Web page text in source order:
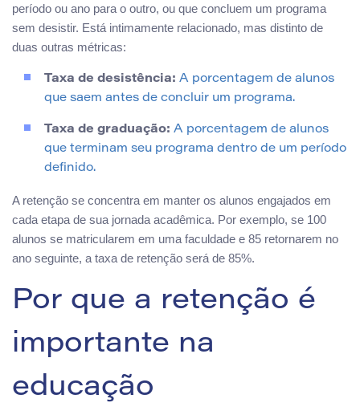
período ou ano para o outro, ou que concluem um programa
sem desistir. Está intimamente relacionado, mas distinto de
duas outras métricas:
Taxa de desistência: A porcentagem de alunos
que saem antes de concluir um programa.
Taxa de graduação: A porcentagem de alunos
que terminam seu programa dentro de um período
definido.
A retenção se concentra em manter os alunos engajados em
cada etapa de sua jornada acadêmica. Por exemplo, se 100
alunos se matricularem em uma faculdade e 85 retornarem no
ano seguinte, a taxa de retenção será de 85%.
Por que a retenção é
importante na
educação